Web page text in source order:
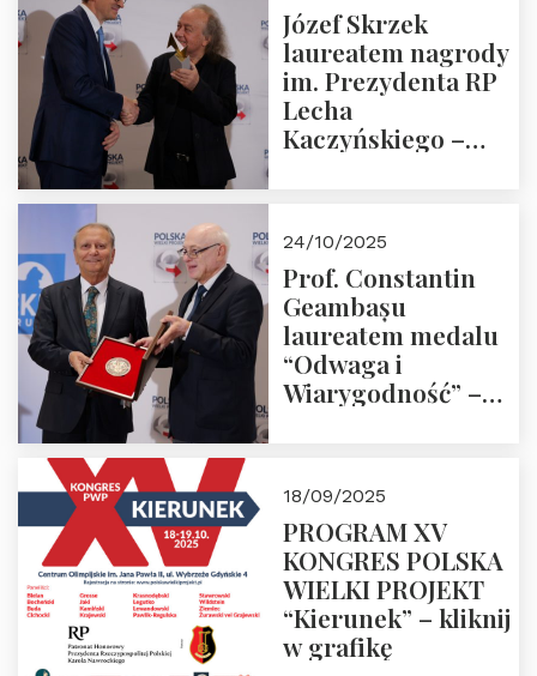
Józef Skrzek
laureatem nagrody
im. Prezydenta RP
Lecha
Kaczyńskiego –
24/10/2025
Prof. Constantin
Geambașu
laureatem medalu
“Odwaga i
Wiarygodność” –
18/09/2025
PROGRAM XV
KONGRES POLSKA
WIELKI PROJEKT
“Kierunek” – kliknij
w grafikę